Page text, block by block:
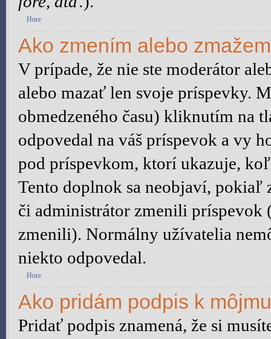
Hore
Ako zmením alebo
V prípade, že nie ste moderátor
alebo mazať len svoje príspevky.
obmedzeného času) kliknutím na
odpovedal na váš príspevok a vy
pod príspevkom, ktorí ukazuje,
Tento doplnok sa neobjaví, pokiaľ
či administrátor zmenili príspevok
zmenili). Normálny užívatelia
niekto odpovedal.
Hore
Ako pridám podpis k
Pridať podpis znamená, že si